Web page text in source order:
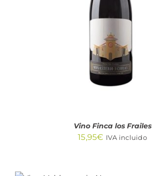
AÑADIR AL CARRITO
Vino Finca los Frailes
15,95€ IVA incluido